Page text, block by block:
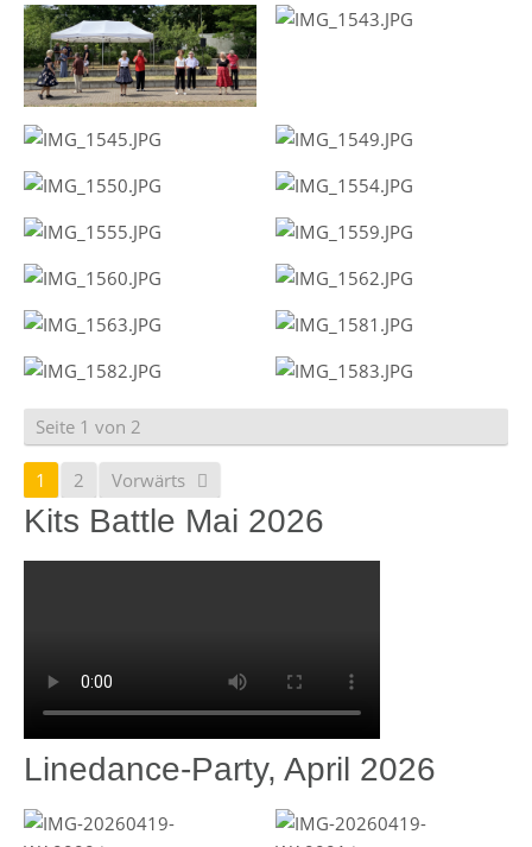
Seite 1 von 2
1 2 Vorwärts
Kits Battle Mai 2026
Linedance-Party, April 2026